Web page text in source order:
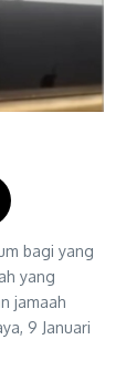
bagi yang
yang
jamaah
9 Januari